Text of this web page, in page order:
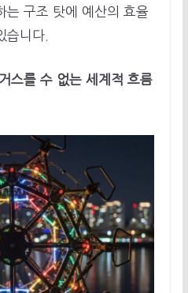
는 구조 탓에 예산의 효율
습니다.
스를 수 없는 세계적 흐름